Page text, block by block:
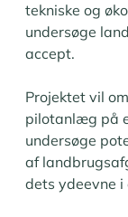
tekniske og
undersøge
accept.
Projektet vil
pilotanlæg på
undersøge
af
dets ydeevne i